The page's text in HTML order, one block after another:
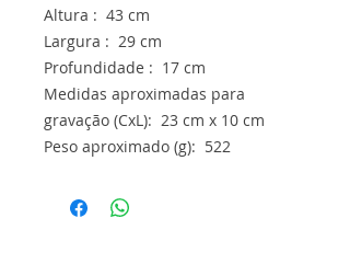
Altura : 43 cm
Largura : 29 cm
Profundidade : 17 cm
Medidas aproximadas para
gravação (CxL): 23 cm x 10 cm
Peso aproximado (g): 522